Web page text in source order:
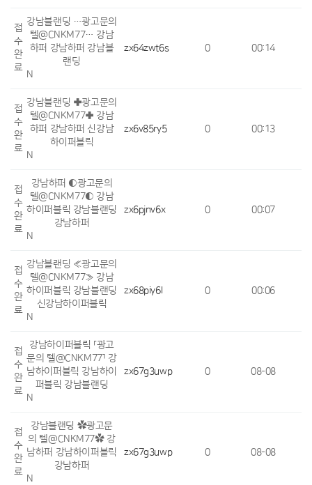
접
수
완
료
강남블랜딩 …광고문의
텔@CNKM77… 강남
하퍼 강남하퍼 강남블
랜딩
N
zx64zwt6s 0 00:14
접
수
완
료
강남블랜딩 ✚광고문의
텔@CNKM77✚ 강남
하퍼 강남하퍼 신강남
하이퍼블릭
N
zx6v85ry5 0 00:13
접
수
완
료
강남하퍼 ◐광고문의
텔@CNKM77◐ 강남
하이퍼블릭 강남블랜딩
강남하퍼
N
zx6pjnv6x 0 00:07
접
수
완
료
강남블랜딩 ≪광고문의
텔@CNKM77≫ 강남
하이퍼블릭 강남블랜딩
신강남하이퍼블릭
N
zx68piy6l 0 00:06
접
수
완
료
강남하이퍼블릭 ⸢광고
문의 텔@CNKM77⸣ 강
남하이퍼블릭 강남하이
퍼블릭 강남블랜딩
N
zx67g3uwp 0 08-08
접
수
완
료
강남블랜딩 ✿광고문
의 텔@CNKM77✿ 강
남하퍼 강남하이퍼블릭
강남하퍼
N
zx67g3uwp 0 08-08